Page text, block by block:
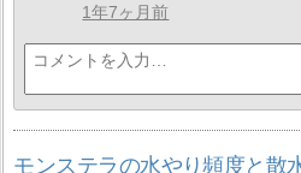
1年7ヶ月前
モンステラの水やり頻度と散